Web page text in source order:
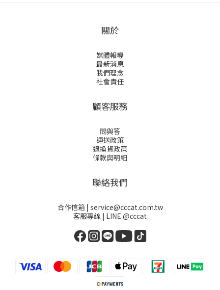
關於
媒體報導
最新消息
我們理念
社會責任
顧客服務
問與答
運送政策
退換貨政策
條款與明細
聯絡我們
合作信箱 | service@cccat.com.tw
客服專線 | LINE @cccat